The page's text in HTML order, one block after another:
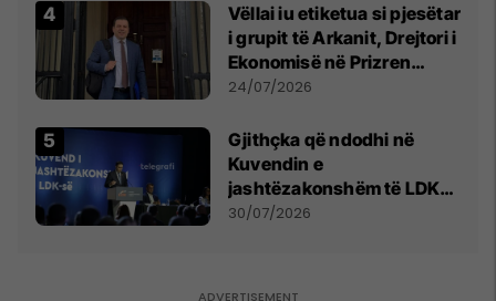
Vëllai iu etiketua si pjesëtar
i grupit të Arkanit, Drejtori i
Ekonomisë në Prizren
mohon pretendimet
24/07/2026
Gjithçka që ndodhi në
Kuvendin e
jashtëzakonshëm të LDK-
së
30/07/2026